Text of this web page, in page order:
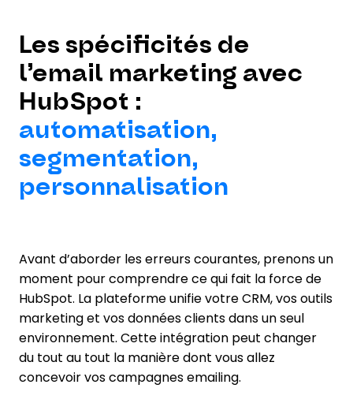
Les spécificités de
l’email marketing avec
HubSpot :
automatisation,
segmentation,
personnalisation
Avant d’aborder les erreurs courantes, prenons un
moment pour comprendre ce qui fait la force de
HubSpot. La plateforme unifie votre CRM, vos outils
marketing et vos données clients dans un seul
environnement. Cette intégration peut changer
du tout au tout la manière dont vous allez
concevoir vos campagnes emailing.